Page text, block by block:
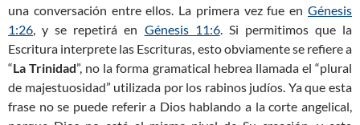
una conversación entre ellos. La primera vez fue en Génesis
1:26, y se repetirá en Génesis 11:6. Si permitimos que la
Escritura interprete las Escrituras, esto obviamente se refiere a
“La Trinidad”, no la forma gramatical hebrea llamada el “plural
de majestuosidad” utilizada por los rabinos judíos. Ya que esta
frase no se puede referir a Dios hablando a la corte angelical,